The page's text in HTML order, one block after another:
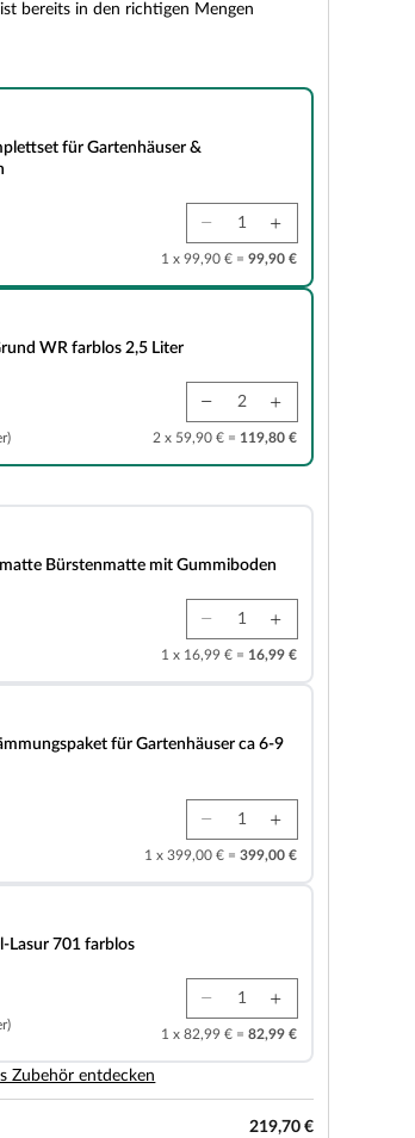
bereits in den richtigen Mengen
& Gartensaunen
für Gartenhäuser &
1 x 99,90 € = 99,90 €
Liter
WR farblos 2,5 Liter
2 x 59,90 € = 119,80 €
Gummiboden
Bürstenmatte mit Gummiboden
1 x 16,99 € = 16,99 €
ca 6-9 m²
für Gartenhäuser ca 6-9
1 x 399,00 € = 399,00 €
Lasur 701 farblos
1 x 82,99 € = 82,99 €
Zubehör entdecken
219,70 €